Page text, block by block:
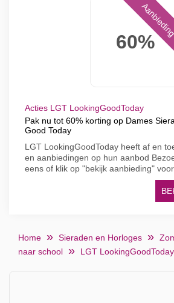
60%
Acties LGT LookingGoodToday
Pak nu tot 60% korting op Dames
Good Today
LGT LookingGoodToday heeft af en
en aanbiedingen op hun aanbod
eens of klik op "bekijk aanbieding"
Home Sieraden en Horloges
naar school
LGT